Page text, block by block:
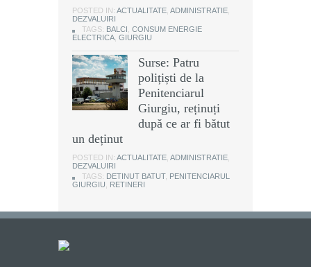
POSTED IN: ACTUALITATE, ADMINISTRATIE,
DEZVALUIRI
TAGS: BALCI , CONSUM ENERGIE
ELECTRICA, GIURGIU
Surse: Patru
polițiști de la
Penitenciarul
Giurgiu, reținuți
după ce ar fi bătut
un deținut
POSTED IN: ACTUALITATE, ADMINISTRATIE,
DEZVALUIRI
TAGS: DETINUT BATUT, PENITENCIARUL
GIURGIU, RETINERI